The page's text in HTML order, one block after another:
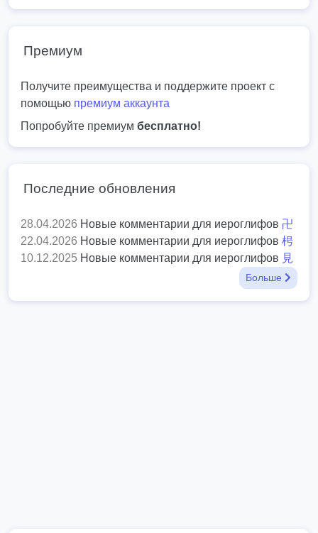
Премиум
Получите преимущества и поддержите проект с
помощью премиум аккаунта
Попробуйте премиум бесплатно!
Последние обновления
28.04.2026 Новые комментарии для иероглифов 卍
22.04.2026 Новые комментарии для иероглифов 枵
10.12.2025 Новые комментарии для иероглифов 見
Больше